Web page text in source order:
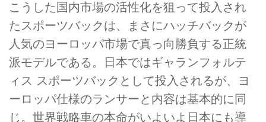
こうした国内市場の活性化を狙って投入され
たスポーツバックは、まさにハッチバックが
人気のヨーロッパ市場で真っ向勝負する正統
派モデルである。日本ではギャランフォルテ
ィス スポーツバックとして投入されるが、ヨ
ーロッパ仕様のランサーと内容は基本的に同
じ。世界戦略車の本命がいよいよ日本にも導